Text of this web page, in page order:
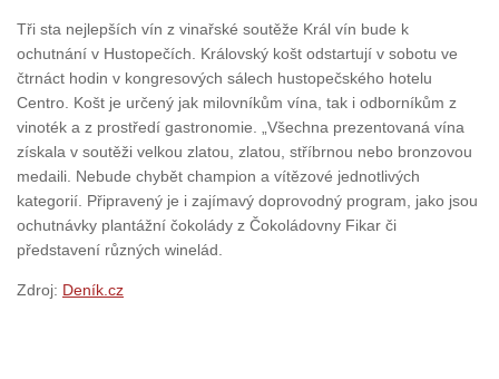
Tři sta nejlepších vín z vinařské soutěže Král vín bude k
ochutnání v Hustopečích. Královský košt odstartují v sobotu ve
čtrnáct hodin v kongresových sálech hustopečského hotelu
Centro. Košt je určený jak milovníkům vína, tak i odborníkům z
vinoték a z prostředí gastronomie. „Všechna prezentovaná vína
získala v soutěži velkou zlatou, zlatou, stříbrnou nebo bronzovou
medaili. Nebude chybět champion a vítězové jednotlivých
kategorií. Připravený je i zajímavý doprovodný program, jako jsou
ochutnávky plantážní čokolády z Čokoládovny Fikar či
představení různých winelád.
Zdroj: Deník.cz